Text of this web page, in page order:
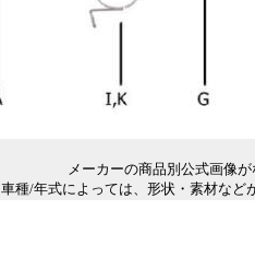
メーカーの商品別公式画像
車種/年式によっては、形状・素材など